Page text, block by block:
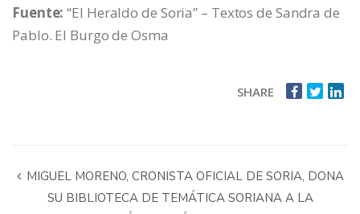
Fuente: “El Heraldo de Soria” – Textos de Sandra de
Pablo. El Burgo de Osma
SHARE
MIGUEL MORENO, CRONISTA OFICIAL DE SORIA, DONA
SU BIBLIOTECA DE TEMÁTICA SORIANA A LA